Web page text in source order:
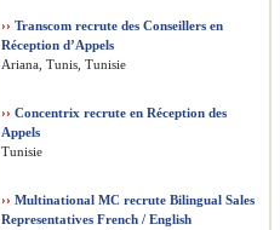
›› Transcom recrute des Conseillers en
Réception d’Appels
Ariana, Tunis, Tunisie
›› Concentrix recrute en Réception des
Appels
Tunisie
›› Multinational MC recrute Bilingual Sales
Representatives French / English